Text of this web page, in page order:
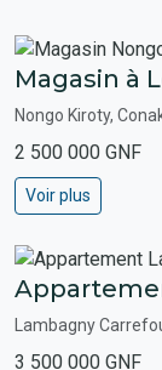
Magasin à
Nongo Kiroty,
2 500 000 GNF
Voir plus
Lambagny
3 500 000 GNF